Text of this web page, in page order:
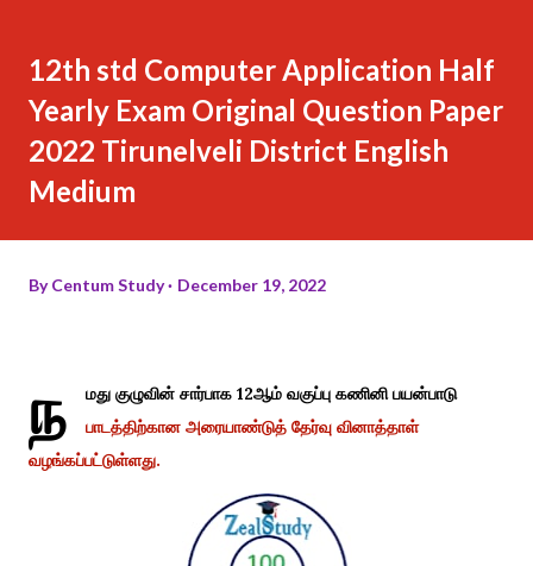
12th std Computer Application Half
Yearly Exam Original Question Paper
2022 Tirunelveli District English
Medium
ByCentum Study December 19, 2022
ந
மது குழுவின் சார்பாக 12ஆம் வகுப்பு கணினி பயன்பாடு
பாடத்திற்கான அரையாண்டுத் தேர்வு வினாத்தாள்
வழங்கப்பட்டுள்ளது.